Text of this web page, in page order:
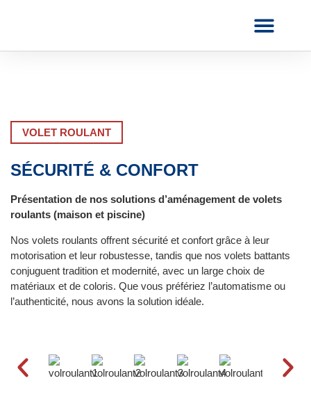
VOLET ROULANT
SÉCURITÉ & CONFORT
Présentation de nos solutions d’aménagement de volets
roulants (maison et piscine)
Nos volets roulants offrent sécurité et confort grâce à leur
motorisation et leur robustesse, tandis que nos volets battants
conjuguent tradition et modernité, avec un large choix de
matériaux et de coloris. Que vous préfériez l’automatisme ou
l’authenticité, nous avons la solution idéale.